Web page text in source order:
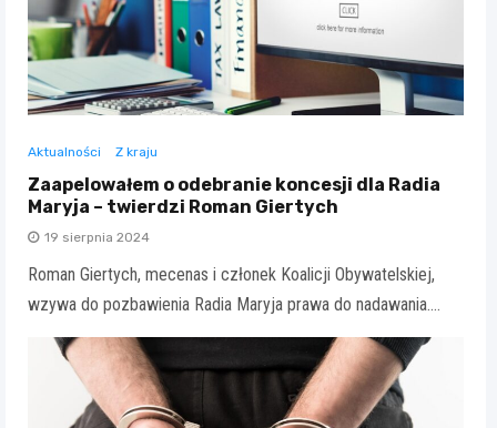
Aktualności Z kraju
Zaapelowałem o odebranie koncesji dla Radia
Maryja – twierdzi Roman Giertych
19 sierpnia 2024
Roman Giertych, mecenas i członek Koalicji Obywatelskiej,
wzywa do pozbawienia Radia Maryja prawa do nadawania.…